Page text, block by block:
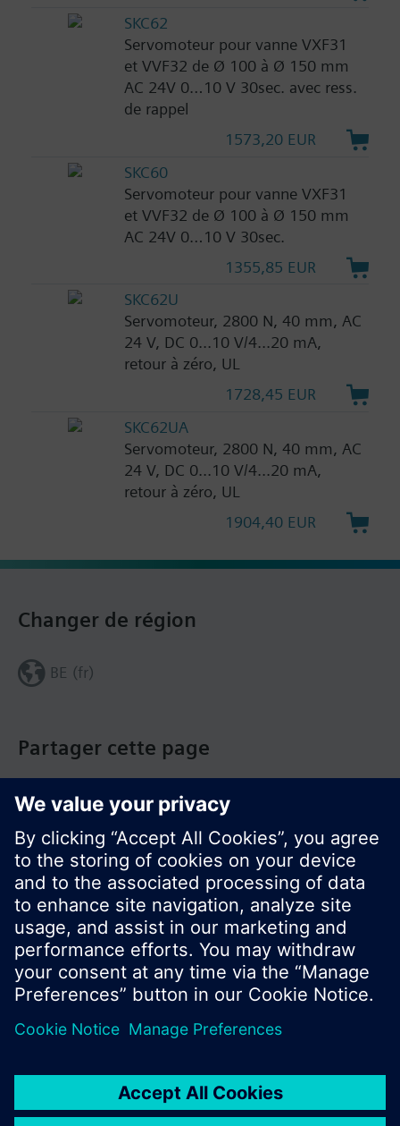
SKC62
Servomoteur pour vanne VXF31
et VVF32 de Ø 100 à Ø 150 mm
AC 24V 0…10 V 30sec. avec ress.
de rappel
1573,20 EUR
SKC60
Servomoteur pour vanne VXF31
et VVF32 de Ø 100 à Ø 150 mm
AC 24V 0…10 V 30sec.
1355,85 EUR
SKC62U
Servomoteur, 2800 N, 40 mm, AC
24 V, DC 0...10 V/4...20 mA,
retour à zéro, UL
1728,45 EUR
SKC62UA
Servomoteur, 2800 N, 40 mm, AC
24 V, DC 0...10 V/4...20 mA,
retour à zéro, UL
1904,40 EUR
Partager cette page
Changer de région
BE (fr)
© Siemens Switzerland Ltd. Building Technologies
Group - 2016
Le portefeuille des produits peut varier en
| Protection des données